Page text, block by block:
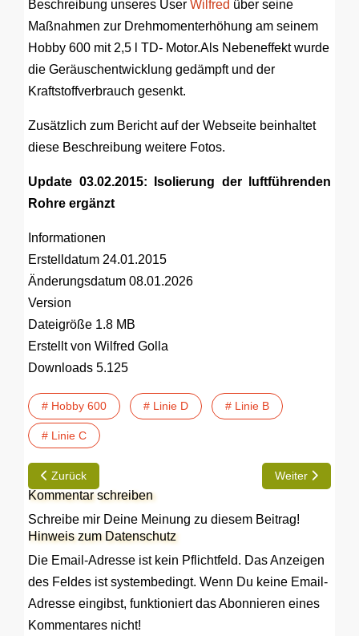
Beschreibung unseres User Wilfred über seine
Maßnahmen zur Drehmomenterhöhung am seinem
Hobby 600 mit 2,5 l TD- Motor.Als Nebeneffekt wurde
die Geräuschentwicklung gedämpft und der
Kraftstoffverbrauch gesenkt.
Zusätzlich zum Bericht auf der Webseite beinhaltet
diese Beschreibung weitere Fotos.
Update 03.02.2015: Isolierung der luftführenden
Rohre ergänzt
Informationen
Erstelldatum 24.01.2015
Änderungsdatum 08.01.2026
Version
Dateigröße 1.8 MB
Erstellt von Wilfred Golla
Downloads 5.125
# Hobby 600 # Linie D # Linie B
# Linie C
Vorheriger Beitrag: TIP | Instrumentenbeleuchtung verbessern
Zurück Nächster
Weiter
Kommentar schreiben
Schreibe mir Deine Meinung zu diesem Beitrag!
Hinweis zum Datenschutz
Die Email-Adresse ist kein Pflichtfeld. Das Anzeigen
des Feldes ist systembedingt. Wenn Du keine Email-
Adresse eingibst, funktioniert das Abonnieren eines
Kommentares nicht!